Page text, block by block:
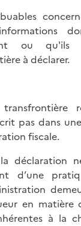
ou qu'ils
à déclarer.
pas dans
fiscale.
déclaration
d’une
en matière
à la